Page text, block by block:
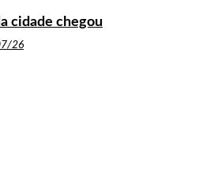
cidade chegou
26